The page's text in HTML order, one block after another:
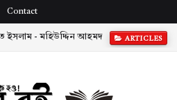
Contact
ইসলাম - মহিউদ্দিন আহমদ ARTICLES